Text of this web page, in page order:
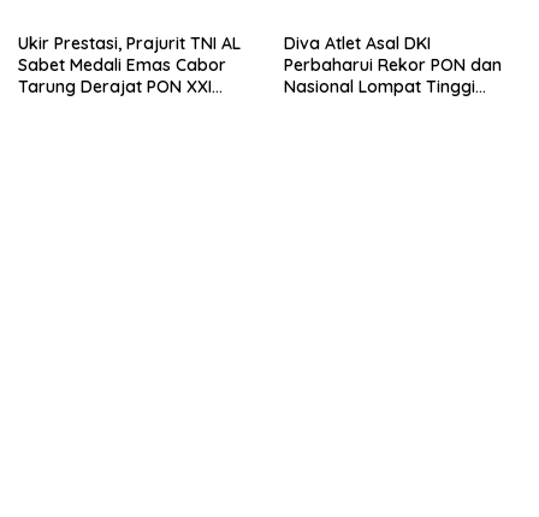
Ukir Prestasi, Prajurit TNI AL
Sabet Medali Emas Cabor
Tarung Derajat PON XXI
Diva Atlet Asal DKI
Perbaharui Rekor PON dan
Nasional Lompat Tinggi